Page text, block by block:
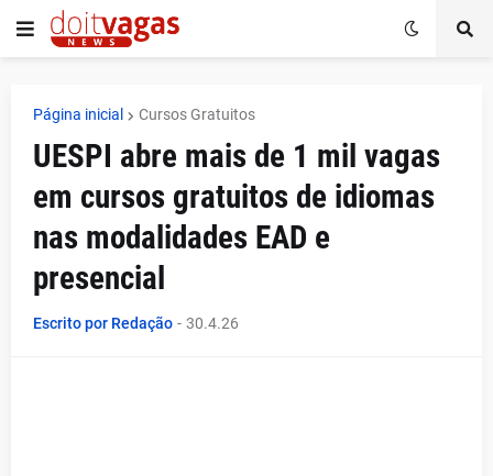
Página inicial Cursos Gratuitos
UESPI abre mais de 1 mil vagas
em cursos gratuitos de idiomas
nas modalidades EAD e
presencial
Escrito por Redação - 30.4.26